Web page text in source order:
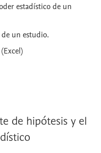
estadístico de un
un estudio.
de hipótesis y el